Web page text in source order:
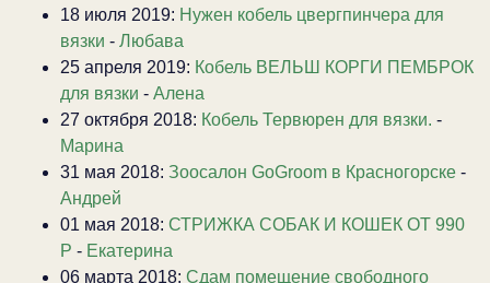
18 июля 2019: Нужен кобель цвергпинчера для
вязки - Любава
25 апреля 2019: Кобель ВЕЛЬШ КОРГИ ПЕМБРОК
для вязки - Алена
27 октября 2018: Кобель Тервюрен для вязки. -
Марина
31 мая 2018: Зоосалон GoGroom в Красногорске -
Андрей
01 мая 2018: СТРИЖКА СОБАК И КОШЕК ОТ 990
Р - Екатерина
06 марта 2018: Сдам помещение свободного